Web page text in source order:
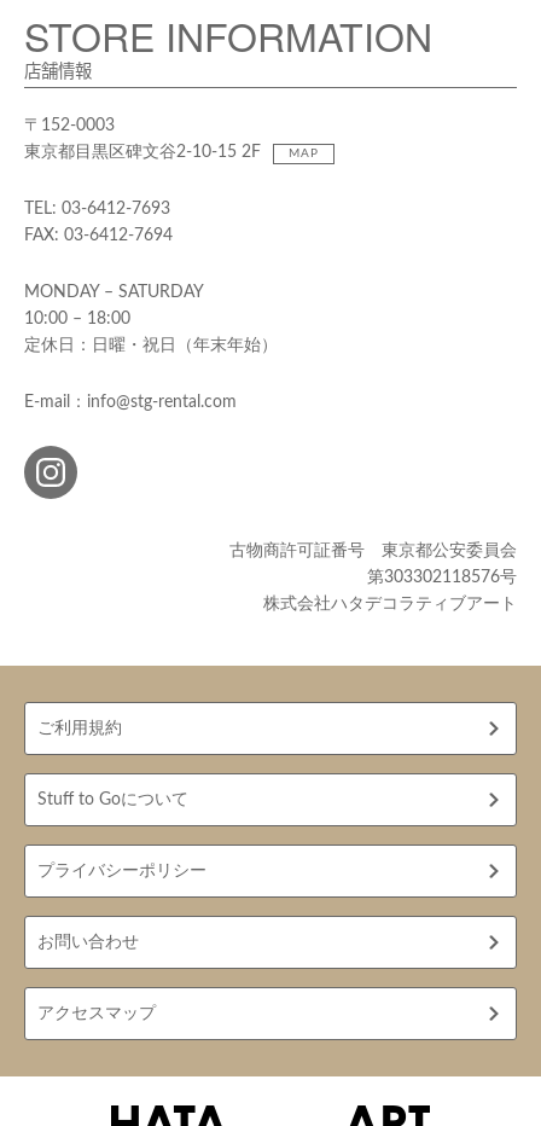
STORE INFORMATION
店舗情報
〒152-0003
東京都目黒区碑文谷2-10-15 2F
MAP
TEL: 03-6412-7693
FAX: 03-6412-7694
MONDAY – SATURDAY
10:00 – 18:00
定休日：日曜・祝日（年末年始）
E-mail：info@stg-rental.com
古物商許可証番号 東京都公安委員会
第303302118576号
株式会社ハタデコラティブアート
ご利用規約
Stuff to Goについて
プライバシーポリシー
お問い合わせ
アクセスマップ